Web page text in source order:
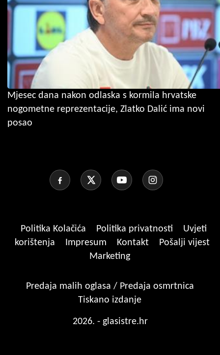
Mjesec dana nakon odlaska s kormila hrvatske
nogometne reprezentacije, Zlatko Dalić ima novi
posao
Politika Kolačića Politika privatnosti
Uvjeti
korištenja
Impresum Kontakt
Pošalji vijest
Marketing
Predaja malih oglasa / Predaja osmrtnica
Tiskano izdanje
2026. - glasistre.hr